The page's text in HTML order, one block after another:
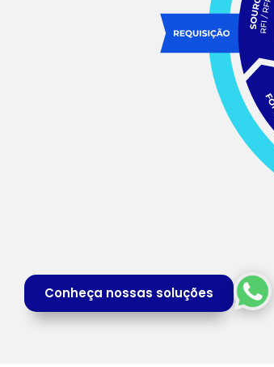
Conheça nossas soluções